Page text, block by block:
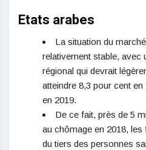
Etats arabes
La situation du
relativement stable, avec
régional qui devrait
atteindre 8,3 pour cent
en 2019.
De ce fait, près de 5
au chômage en 2018,
du tiers des personnes